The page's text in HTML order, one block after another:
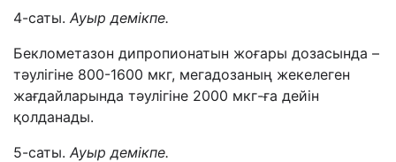
4-саты. Ауыр демікпе.
Беклометазон дипропионатын жоғары дозасында –
тәулігіне 800-1600 мкг, мегадозаның жекелеген
жағдайларында тәулігіне 2000 мкг-ға дейін
қолданады.
5-саты. Ауыр демікпе.